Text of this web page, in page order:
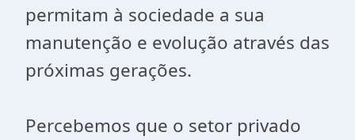
permitam à sociedade a sua
manutenção e evolução através das
próximas gerações.
Percebemos que o setor privado